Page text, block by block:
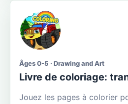
Âges 0-5 · Drawing and Art
Livre de coloriage:
Jouez les pages à colorier